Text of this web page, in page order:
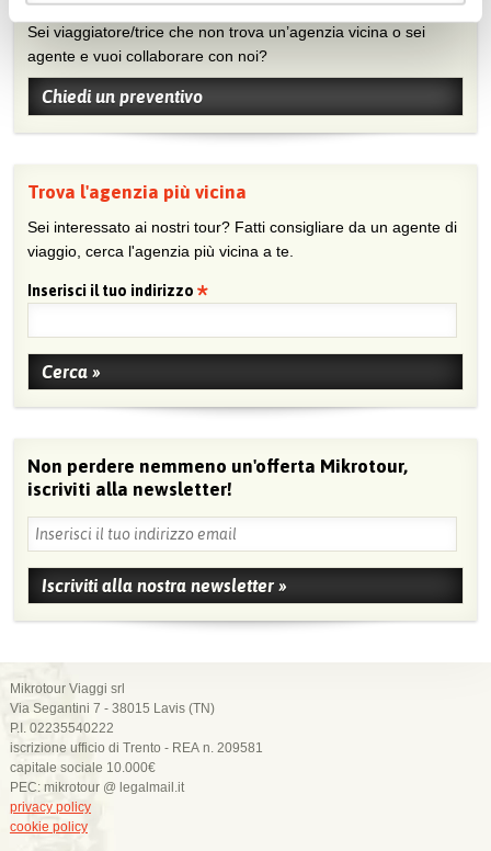
Sei viaggiatore/trice che non trova un’agenzia vicina o sei
agente e vuoi collaborare con noi?
Chiedi un preventivo
Trova l'agenzia più vicina
Sei interessato ai nostri tour? Fatti consigliare da un agente di
viaggio, cerca l'agenzia più vicina a te.
Inserisci il tuo indirizzo
Non perdere nemmeno un'offerta Mikrotour,
iscriviti alla newsletter!
Mikrotour Viaggi srl
Via Segantini 7 - 38015 Lavis (TN)
P.I. 02235540222
iscrizione ufficio di Trento - REA n. 209581
capitale sociale 10.000€
PEC: mikrotour @ legalmail.it
privacy policy
cookie policy